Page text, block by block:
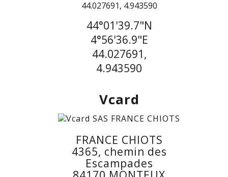
44°01'39.7"N
4°56'36.9"E
44.027691,
4.943590
Vcard
FRANCE CHIOTS
4365, chemin des
Escampades